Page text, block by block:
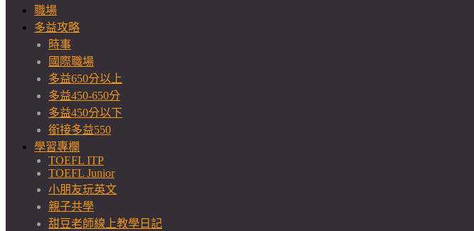
職場
多益攻略
時事
國際職場
多益650分以上
多益450-650分
多益450分以下
銜接多益550
學習專欄
TOEFL ITP
TOEFL Junior
小朋友玩英文
親子共學
甜豆老師線上教學日記